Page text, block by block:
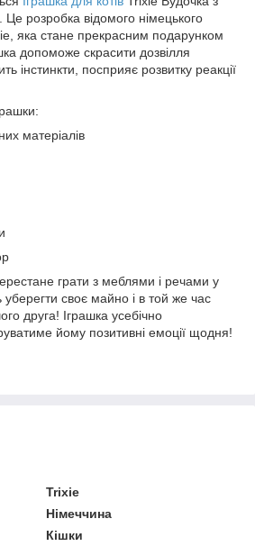
розробка відомого німецького
яка стане прекрасним подарунком
допоможе скрасити дозвілля
інстинкти, посприяє розвитку реакції
матеріалів
грати з меблями і речами у
своє майно і в той же час
друга! Іграшка усебічно
йому позитивні емоції щодня!
Trixie
Німеччина
Кішки